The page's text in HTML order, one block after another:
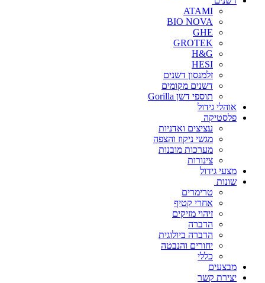
ATAMI
BIO NOVA
GHE
GROTEK
H&G
HESI
זלמנסון דשנים
דשנים מקומים
תוספי דשן Gorilla
אוהלי גידול
פלסטיקה
עציצים ואדניות
מגשי ניקוז והצפה
מערכות מובנות
צינורות
מצעי גידול
שונות
טרימרים
אחרי קטיף
זיהוי מזיקים
הדברה
הדברה ביולוגית
יחורים והנבטה
כללי
מבצעים
יצירת קשר